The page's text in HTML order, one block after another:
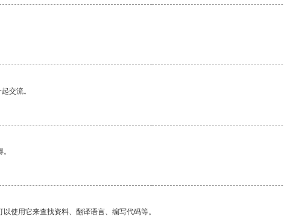
交流。
使用它来查找资料、翻译语言、编写代码等。